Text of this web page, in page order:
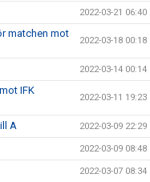
2022-03-21 06:40
matchen mot
2022-03-18 00:18
2022-03-14 00:14
IFK
2022-03-11 19:23
A 2022-03-09 22:29
2022-03-09 08:48
2022-03-07 08:34